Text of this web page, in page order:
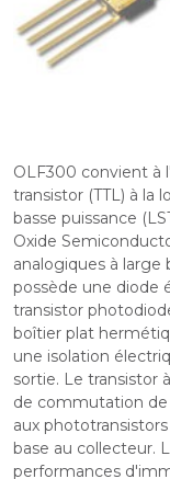
OLF300 convient à
transistor (TTL) à la
basse puissance
Oxide
analogiques à large
possède une diode
transistor
boîtier plat
une isolation
sortie. Le transistor
de commutation de
aux
base au collecteur.
performances